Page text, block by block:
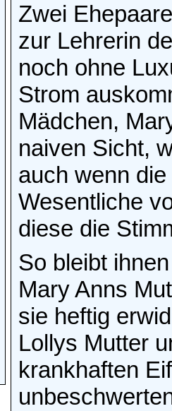
Zwei
zur Lehrerin
noch ohne
Strom
Mädchen,
naiven Sicht,
auch wenn
Wesentliche
diese die
So bleibt
Mary Anns
sie heftig
Lollys Mutter
krankhaften